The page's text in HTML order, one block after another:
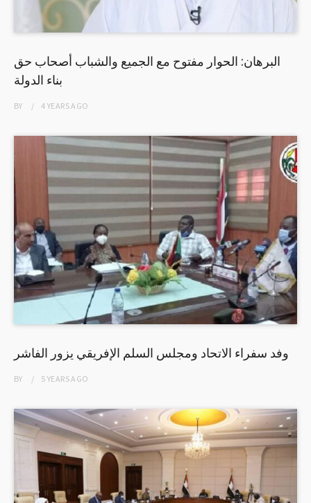
البرهان: الحوار مفتوح مع الجميع والشباب أصحاب حق
بناء الدولة
BY 4 YEARSAGO
وفد سفراء الاتحاد ومجلس السلم الإفريقي يزور الفاشر
BY 5 YEARSAGO